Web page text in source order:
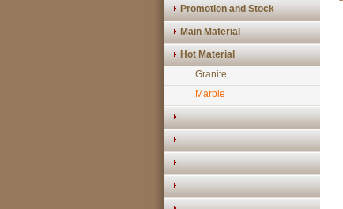
Promotion and Stock
Main Material
Hot Material
Granite
Marble